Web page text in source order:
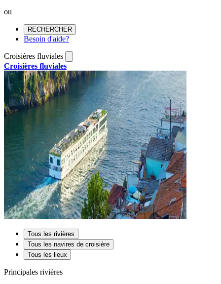
ou
RECHERCHER
Besoin d'aide?
Croisières fluviales
Croisières fluviales
Tous les rivières
Tous les navires de croisière
Tous les lieux
Principales rivières